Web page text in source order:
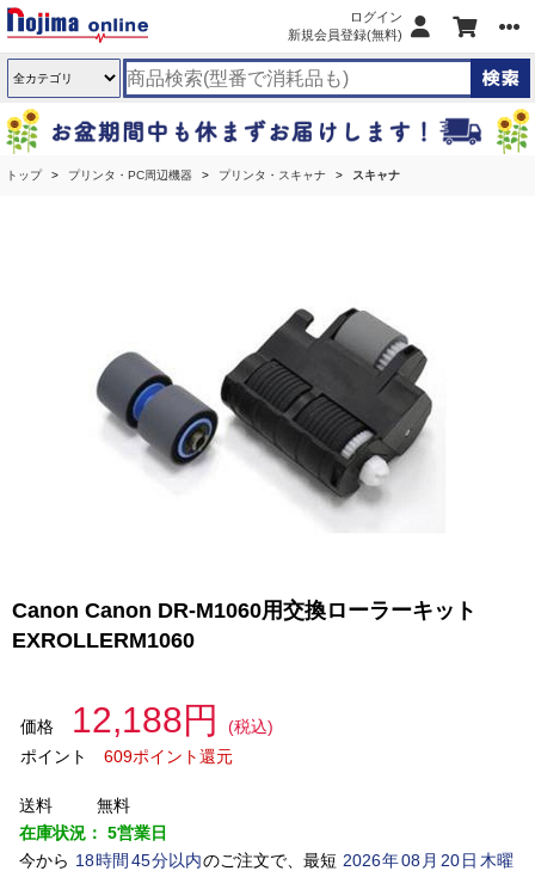
ログイン
新規会員登録(無料)
トップ プリンタ・PC周辺機器 プリンタ・スキャナ スキャナ
Canon Canon DR-M1060用交換ローラーキット
EXROLLERM1060
価格 12,188円
(税込)
ポイント
609ポイント還元
送料
無料
在庫状況： 5営業日
今から 18時間 45分以内のご注文で、最短 2026年08 月 20日木曜